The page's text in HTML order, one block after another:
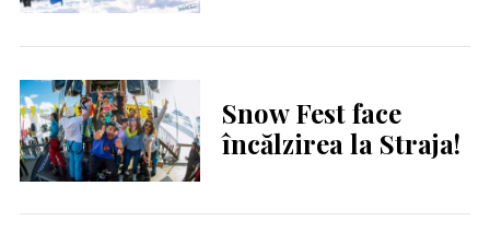
Snow Fest face
încălzirea la Straja!